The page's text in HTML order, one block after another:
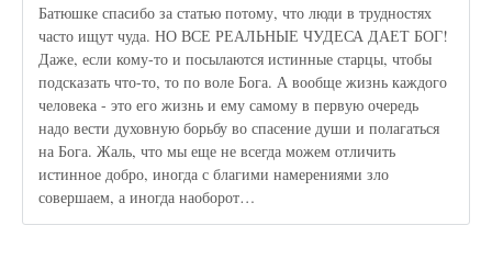
Батюшке спасибо за статью потому, что люди в трудностях
часто ищут чуда. НО ВСЕ РЕАЛЬНЫЕ ЧУДЕСА ДАЕТ БОГ!
Даже, если кому-то и посылаются истинные старцы, чтобы
подсказать что-то, то по воле Бога. А вообще жизнь каждого
человека - это его жизнь и ему самому в первую очередь
надо вести духовную борьбу во спасение души и полагаться
на Бога. Жаль, что мы еще не всегда можем отличить
истинное добро, иногда с благими намерениями зло
совершаем, а иногда наоборот…